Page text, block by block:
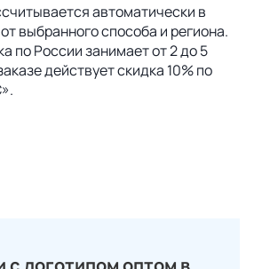
автоматически в
выбранного способа и региона.
по России занимает от 2 до 5
действует скидка 10% по